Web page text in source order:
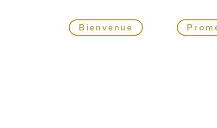
Bienvenue